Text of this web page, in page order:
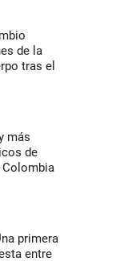
de la
tras el
más
de
primera
entre